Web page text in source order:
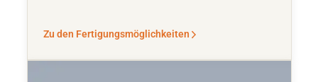
Zu den Fertigungsmöglichkeiten